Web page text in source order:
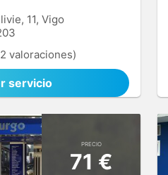
11, Vigo
valoraciones)
servicio
PRECIO
71 €